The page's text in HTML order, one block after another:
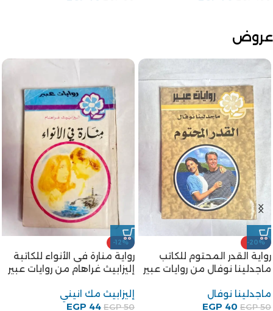
عروض
-20%
رواية القدر المحتوم للكاتب
ماجدلينا نوفال من روايات عبير
ماجدلينا نوفال
EGP50
EGP 40
-12%
رواية منارة فى الأنواء للكاتبة
إليزابيث غراهام من روايات عبير
إليزابيث مك انيني
EGP50
EGP 44